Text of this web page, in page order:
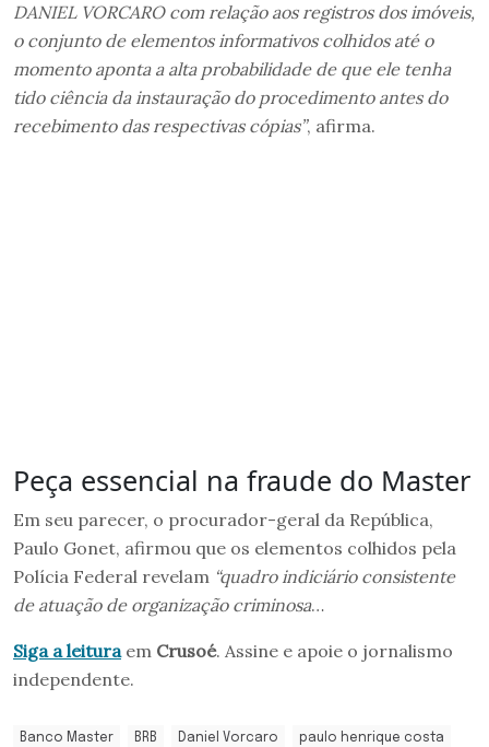
DANIEL VORCARO com relação aos registros dos imóveis,
o conjunto de elementos informativos colhidos até o
momento aponta a alta probabilidade de que ele tenha
tido ciência da instauração do procedimento antes do
recebimento das respectivas cópias”, afirma.
Peça essencial na fraude do Master
Em seu parecer, o procurador-geral da República,
Paulo Gonet, afirmou que os elementos colhidos pela
Polícia Federal revelam “quadro indiciário consistente
de atuação de organização criminosa…
Siga a leituraem Crusoé. Assine e apoie o jornalismo
independente.
Banco Master BRB Daniel Vorcaro paulo henrique costa